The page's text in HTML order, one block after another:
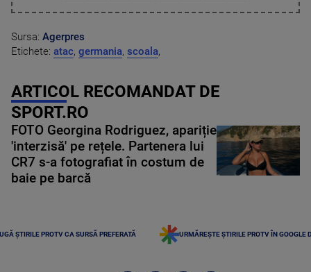
Sursa: Agerpres
Etichete: atac, germania, scoala,
ARTICOL RECOMANDAT DE
SPORT.RO
FOTO Georgina Rodriguez, apariție
'interzisă' pe rețele. Partenera lui
CR7 s-a fotografiat în costum de
baie pe barcă
ȘTIRILE PROTV CA SURSĂ PREFERATĂ URMĂREȘTE ȘTIRILE PROTV ÎN GOOGLE